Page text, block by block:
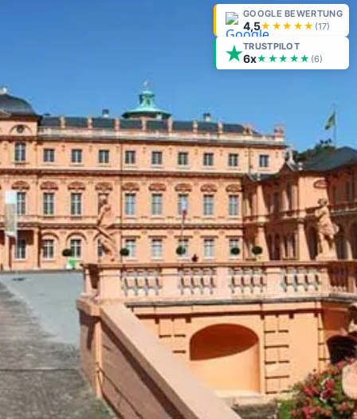
GOOGLE BEWERTUNG
4,5★★★★★ (17)
TRUSTPILOT
6x★★★★★ (6)